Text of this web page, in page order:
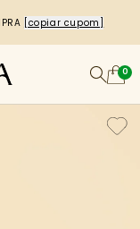
[copiar cupom]
0